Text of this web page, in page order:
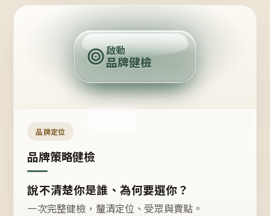
定
位
點
啟動
品牌健檢
品牌定位
品牌策略健檢
說不清楚你是誰、為何要選你？
一次完整健檢，釐清定位、受眾與賣點。